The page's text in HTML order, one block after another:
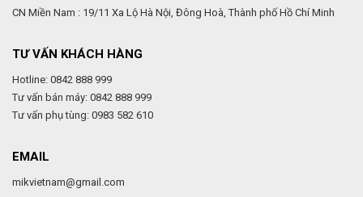
CN Miền Nam : 19/11 Xa Lộ Hà Nội, Đông Hoà, Thành phố Hồ Chí Minh
TƯ VẤN KHÁCH HÀNG
Hotline: 0842 888 999
Tư vấn bán máy: 0842 888 999
Tư vấn phụ tùng: 0983 582 610
EMAIL
mikvietnam@gmail.com